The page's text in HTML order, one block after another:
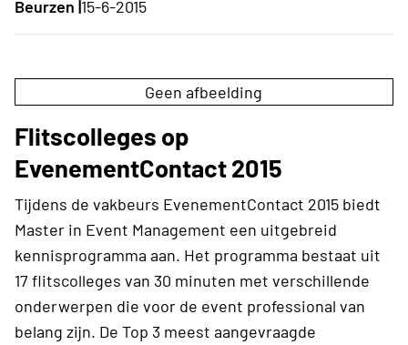
Beurzen |15-6-2015
Geen afbeelding
Flitscolleges op
EvenementContact 2015
Tijdens de vakbeurs EvenementContact 2015 biedt
Master in Event Management een uitgebreid
kennisprogramma aan. Het programma bestaat uit
17 flitscolleges van 30 minuten met verschillende
onderwerpen die voor de event professional van
belang zijn. De Top 3 meest aangevraagde